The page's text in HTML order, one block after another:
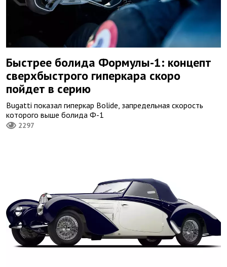
Быстрее болида Формулы-1: концепт
сверхбыстрого гиперкара скоро
пойдет в серию
Bugatti показал гиперкар Bolide, запредельная скорость
которого выше болида Ф-1
2297